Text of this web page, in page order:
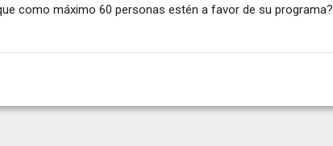
como máximo 60 personas estén a favor de su programa?